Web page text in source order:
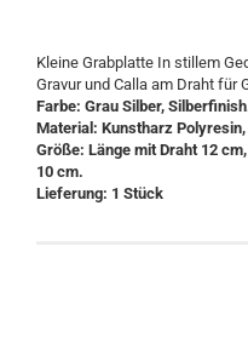
Kleine Grabplatte In stillem
Gravur und Calla am Draht für
Farbe: Grau Silber,
Material: Kunstharz Polyresin,
Größe: Länge mit Draht 12
10 cm.
Lieferung: 1 Stück